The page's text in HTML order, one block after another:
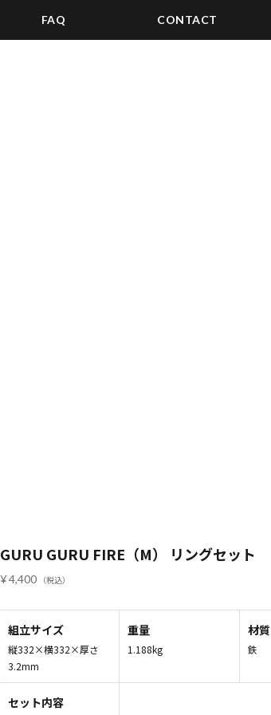
FAQ CONTACT
GURU GURU FIRE（M） リングセット
4,400
組立サイズ
縦332×横332×厚さ
3.2mm
重量
1.188kg
材質
鉄
セット内容